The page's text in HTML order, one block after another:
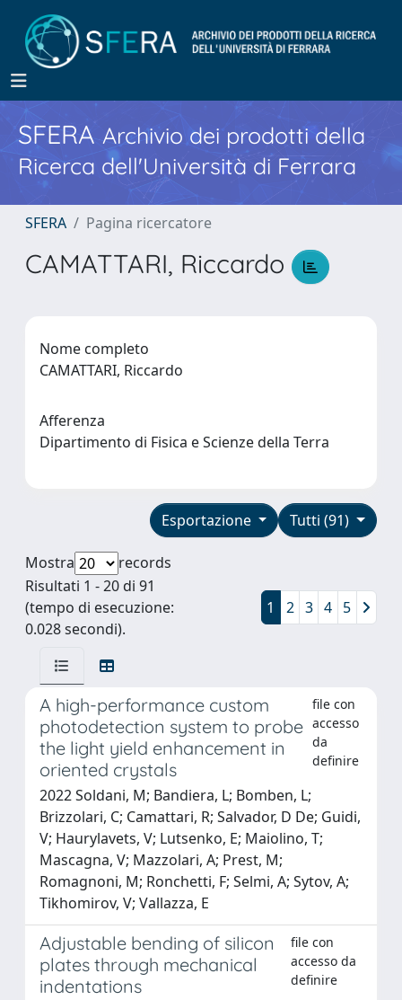
SFERA Archivio dei prodotti della
Ricerca dell'Università di Ferrara
SFERA Pagina ricercatore
CAMATTARI, Riccardo
Nome completo
CAMATTARI, Riccardo
Afferenza
Dipartimento di Fisica e Scienze della Terra
Tutti (91)
Esportazione
Mostra
records
Risultati 1 - 20 di 91
(tempo di esecuzione:
0.028 secondi).
1 2 3 4 5
A high-performance custom
photodetection system to probe
the light yield enhancement in
oriented crystals
file con
accesso
da
definire
2022 Soldani, M; Bandiera, L; Bomben, L;
Brizzolari, C; Camattari, R; Salvador, D De; Guidi,
V; Haurylavets, V; Lutsenko, E; Maiolino, T;
Mascagna, V; Mazzolari, A; Prest, M;
Romagnoni, M; Ronchetti, F; Selmi, A; Sytov, A;
Tikhomirov, V; Vallazza, E
Adjustable bending of silicon
plates through mechanical
indentations
file con
accesso da
definire